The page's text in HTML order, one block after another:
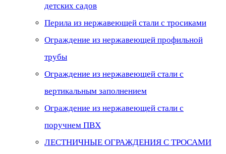
детских садов
Перила из нержавеющей стали с тросиками
Ограждение из нержавеющей профильной
трубы
Ограждение из нержавеющей стали с
вертикальным заполнением
Ограждение из нержавеющей стали с
поручнем ПВХ
ЛЕСТНИЧНЫЕ ОГРАЖДЕНИЯ С ТРОСАМИ